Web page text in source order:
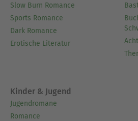
Slow Burn Romance
Sports Romance
Dark Romance
Erotische Literatur
Kinder & Jugend
Jugendromane
Romance